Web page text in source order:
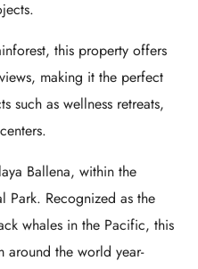
this property offers
making it the perfect
such as wellness retreats,
Ballena, within the
Park. Recognized as the
whales in the Pacific, this
around the world year-